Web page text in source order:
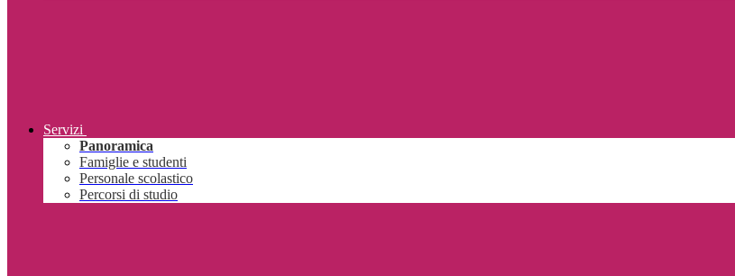
Servizi
Panoramica
Famiglie e studenti
Personale scolastico
Percorsi di studio